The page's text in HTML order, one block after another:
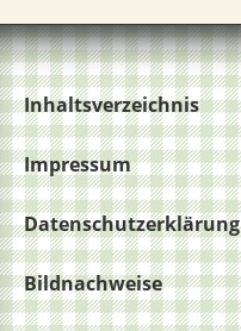
Inhaltsverzeichnis
Impressum
Datenschutzerklärung
Bildnachweise